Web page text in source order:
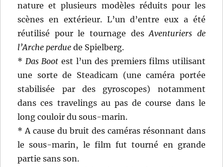
nature et plusieurs modèles réduits pour les
scènes en extérieur. L’un d’entre eux a été
réutilisé pour le tournage desAventuriers de
l’Arche perdue de Spielberg.
* Das Boot est l’un des premiers films utilisant
une sorte de Steadicam (une caméra portée
stabilisée par des gyroscopes) notamment
dans ces travelings au pas de course dans le
long couloir du sous-marin.
* A cause du bruit des caméras résonnant dans
le sous-marin, le film fut tourné en grande
partie sans son.